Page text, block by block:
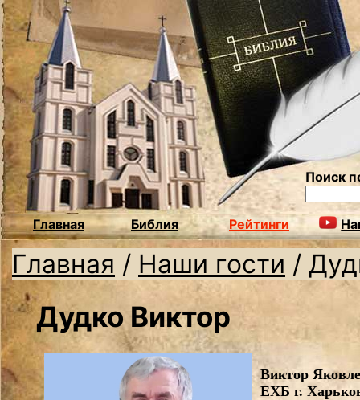
Поиск
Главная Библия Рейтинги
Главная / Наши гости /
Дудко Виктор
Виктор
ЕХБ г.